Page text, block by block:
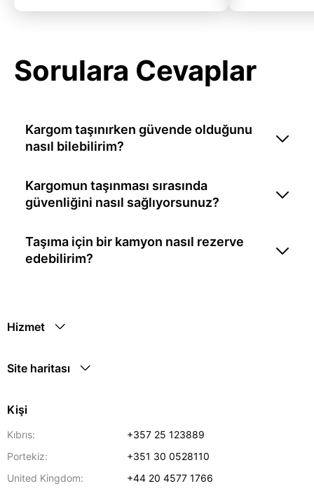
Sorulara Cevaplar
Kargom taşınırken güvende olduğunu
nasıl bilebilirim?
Kargomun taşınması sırasında
güvenliğini nasıl sağlıyorsunuz?
Taşıma için bir kamyon nasıl rezerve
edebilirim?
Hizmet
Site haritası
Kişi
Kıbrıs:
+357 25 123889
Portekiz:
+351 30 0528110
United Kingdom:
+44 20 4577 1766